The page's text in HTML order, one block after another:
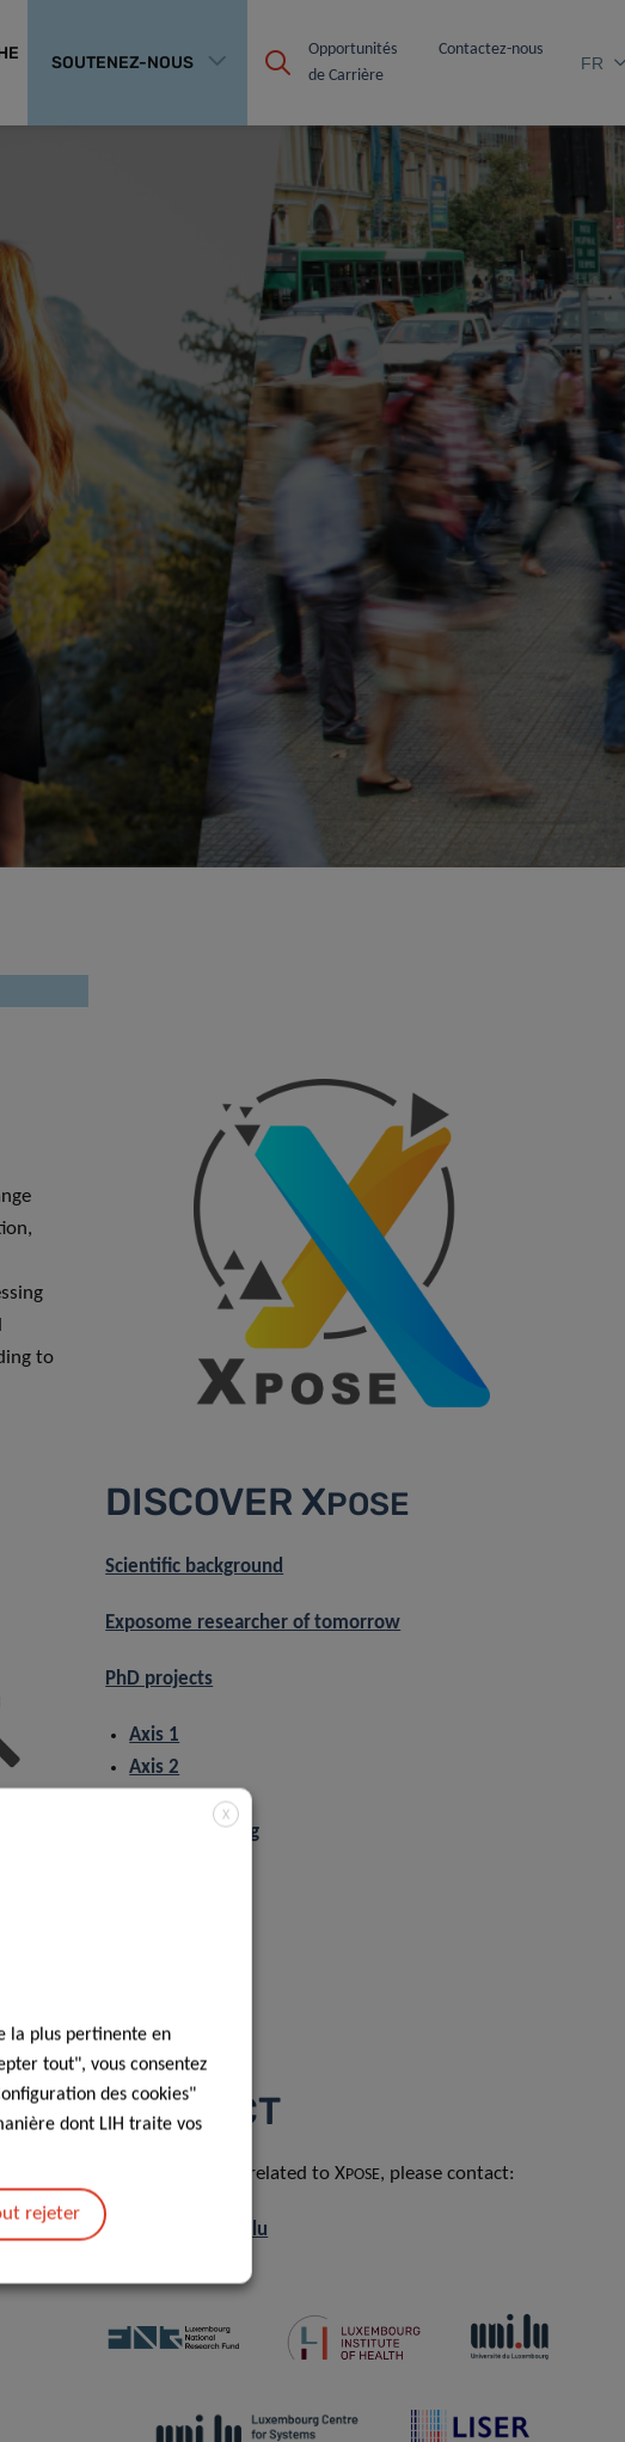
SOUTENEZ-NOUS
Opportunités
de Carrière
Contactez-nous
FR
to
of
such
DISCOVER XPOSE
Scientific background
Exposome researcher of tomorrow
PhD projects
Axis 1
Axis 2
About the training
CONTACT
For any question related to XPOSE, please contact:
xpose.office@lih.lu
X
la plus pertinente en
tout", vous consentez
des cookies"
dont LIH traite vos
rejeter